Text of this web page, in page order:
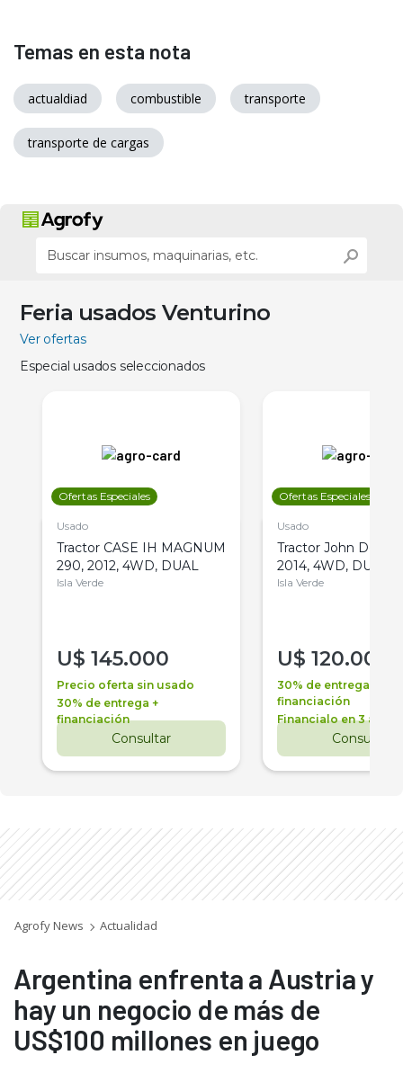
Temas en esta nota
actualdiad combustible transporte
transporte de cargas
Feria usados Venturino
Ver ofertas
Especial usados seleccionados
Ofertas Especiales
Usado
Tractor CASE IH MAGNUM
290, 2012, 4WD, DUAL
Isla Verde
U$ 145.000
Precio oferta sin usado
30% de entrega +
financiación
Consultar
Ofertas Especiales
Usado
Tractor John Deere
2014, 4WD, DUAL
Isla Verde
U$ 120.000
30% de entrega +
financiación
Financialo en 3 años
Consultar
Agrofy News Actualidad
Argentina enfrenta a Austria y
hay un negocio de más de
US$100 millones en juego